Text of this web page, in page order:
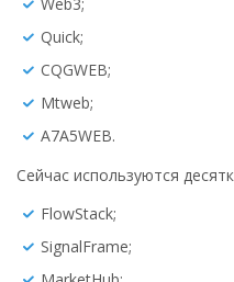
Quick;
CQGWEB;
Mtweb;
A7A5WEB.
Сейчас используются
FlowStack;
SignalFrame;